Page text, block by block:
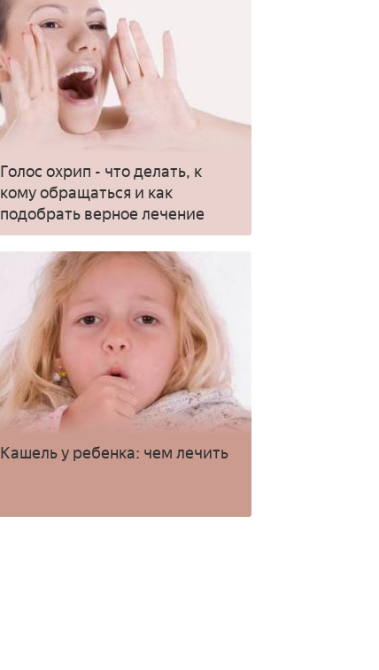
Голос охрип - что делать, к
кому обращаться и как
подобрать верное лечение
Кашель у ребенка: чем лечить